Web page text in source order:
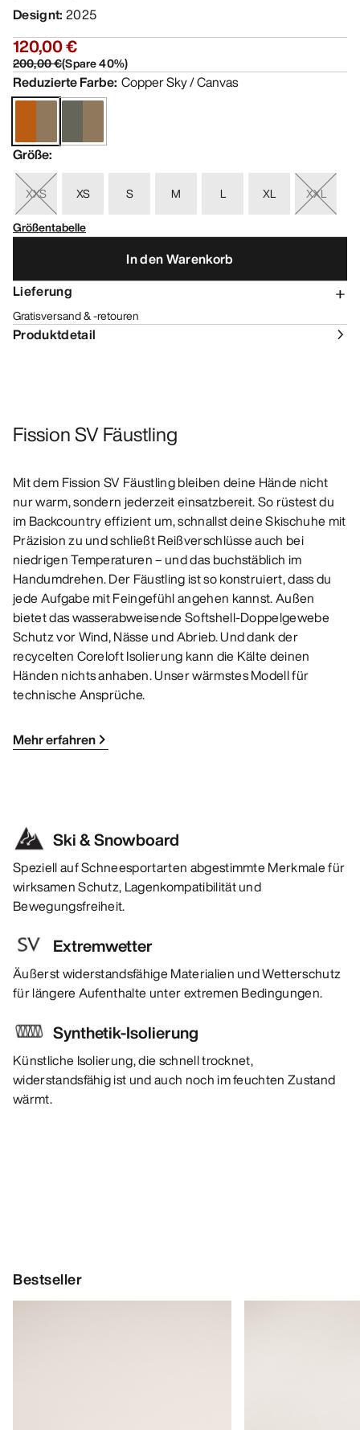
Designt: 2025
120,00 €
200,00 €(Spare40%)
Reduzierte Farbe: Copper Sky / Canvas
Größe:
XXS XS S M L XL
XXL
Größentabelle
In den Warenkorb
Lieferung
Gratisversand & -retouren
Produktdetail
Fission SV Fäustling
Mit dem Fission SV Fäustling bleiben deine Hände nicht
nur warm, sondern jederzeit einsatzbereit. So rüstest du
im Backcountry effizient um, schnallst deine Skischuhe mit
Präzision zu und schließt Reißverschlüsse auch bei
niedrigen Temperaturen – und das buchstäblich im
Handumdrehen. Der Fäustling ist so konstruiert, dass du
jede Aufgabe mit Feingefühl angehen kannst. Außen
bietet das wasserabweisende Softshell-Doppelgewebe
Schutz vor Wind, Nässe und Abrieb. Und dank der
recycelten Coreloft Isolierung kann die Kälte deinen
Händen nichts anhaben. Unser wärmstes Modell für
technische Ansprüche.
Mehr erfahren
Ski & Snowboard
Speziell auf Schneesportarten abgestimmte Merkmale für
wirksamen Schutz, Lagenkompatibilität und
Bewegungsfreiheit.
Extremwetter
Äußerst widerstandsfähige Materialien und Wetterschutz
für längere Aufenthalte unter extremen Bedingungen.
Synthetik-Isolierung
Künstliche Isolierung, die schnell trocknet,
widerstandsfähig ist und auch noch im feuchten Zustand
wärmt.
Bestseller